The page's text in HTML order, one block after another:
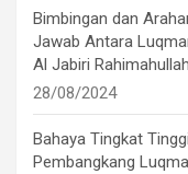
Bimbingan dan
Jawab Antara
Al Jabiri Rahimahullah
28/08/2024
Bahaya Tingkat
Pembangkang